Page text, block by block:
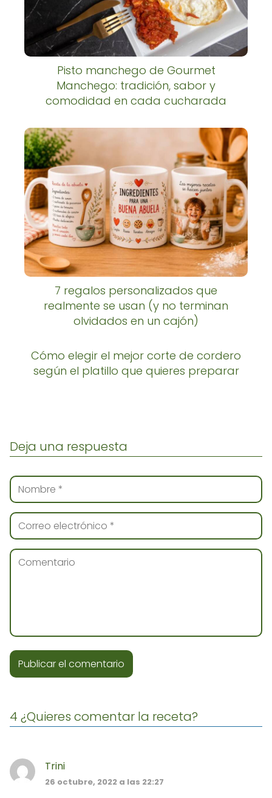
Pisto manchego de Gourmet
Manchego: tradición, sabor y
comodidad en cada cucharada
7 regalos personalizados que
realmente se usan (y no terminan
olvidados en un cajón)
Cómo elegir el mejor corte de cordero
según el platillo que quieres preparar
4 ¿Quieres comentar la receta?
Trini
26 octubre, 2022 a las 22:27
Deja una respuesta